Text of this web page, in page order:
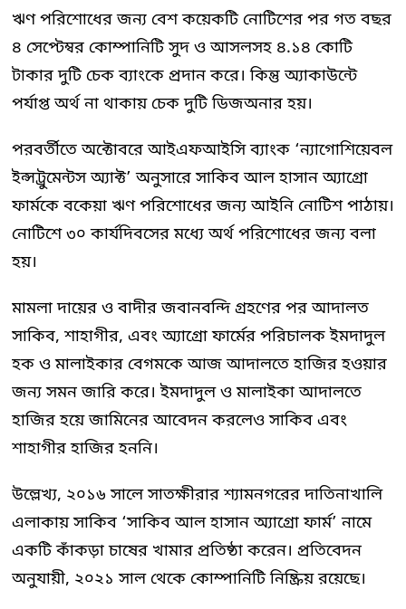
ঋণ পরিশোধের জন্য বেশ কয়েকটি নোটিশের পর গত বছর
৪ সেপ্টেম্বর কোম্পানিটি সুদ ও আসলসহ ৪.১৪ কোটি
টাকার দুটি চেক ব্যাংকে প্রদান করে। কিন্তু অ্যাকাউন্টে
পর্যাপ্ত অর্থ না থাকায় চেক দুটি ডিজঅনার হয়।
পরবর্তীতে অক্টোবরে আইএফআইসি ব্যাংক ‘ন্যাগোশিয়েবল
ইন্সট্রুমেন্টস অ্যাক্ট’ অনুসারে সাকিব আল হাসান অ্যাগ্রো
ফার্মকে বকেয়া ঋণ পরিশোধের জন্য আইনি নোটিশ পাঠায়।
নোটিশে ৩০ কার্যদিবসের মধ্যে অর্থ পরিশোধের জন্য বলা
হয়।
মামলা দায়ের ও বাদীর জবানবন্দি গ্রহণের পর আদালত
সাকিব, শাহাগীর, এবং অ্যাগ্রো ফার্মের পরিচালক ইমদাদুল
হক ও মালাইকার বেগমকে আজ আদালতে হাজির হওয়ার
জন্য সমন জারি করে। ইমদাদুল ও মালাইকা আদালতে
হাজির হয়ে জামিনের আবেদন করলেও সাকিব এবং
শাহাগীর হাজির হননি।
উল্লেখ্য, ২০১৬ সালে সাতক্ষীরার শ্যামনগরের দাতিনাখালি
এলাকায় সাকিব ‘সাকিব আল হাসান অ্যাগ্রো ফার্ম’ নামে
একটি কাঁকড়া চাষের খামার প্রতিষ্ঠা করেন। প্রতিবেদন
অনুযায়ী, ২০২১ সাল থেকে কোম্পানিটি নিষ্ক্রিয় রয়েছে।